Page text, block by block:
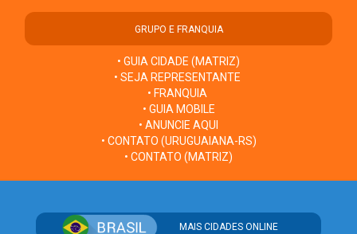
GRUPO E FRANQUIA
• GUIA CIDADE (MATRIZ)
• SEJA REPRESENTANTE
• FRANQUIA
• GUIA MOBILE
• ANUNCIE AQUI
• CONTATO (URUGUAIANA-RS)
• CONTATO (MATRIZ)
MAIS CIDADES ONLINE